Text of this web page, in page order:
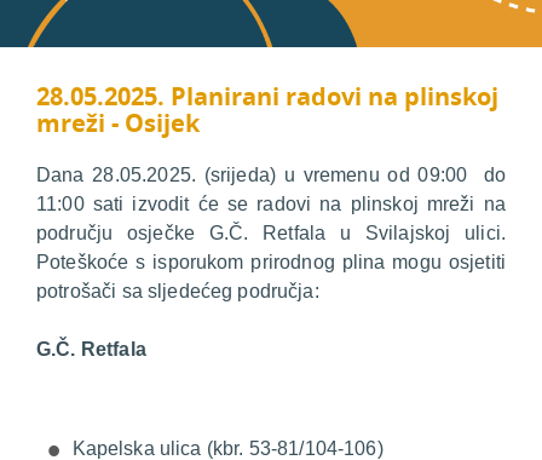
28.05.2025. Planirani radovi na plinskoj
mreži - Osijek
Dana 28.05.2025. (srijeda) u vremenu od 09:00 do
11:00 sati izvodit će se radovi na plinskoj mreži na
području osječke G.Č. Retfala u Svilajskoj ulici.
Poteškoće s isporukom prirodnog plina mogu osjetiti
potrošači sa sljedećeg područja:
G.Č. Retfala
Kapelska ulica (kbr. 53-81/104-106)